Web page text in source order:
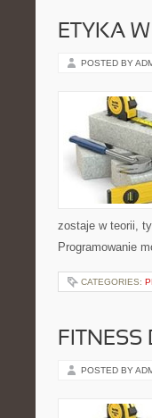
ETYKA
POSTED BY
zostaje w teorii,
Programowanie
CATEGORIES:
FITNESS
POSTED BY